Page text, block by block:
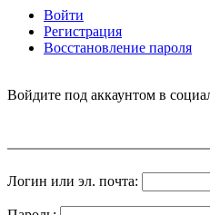
Войти
Регистрация
Восстановление пароля
Войдите под аккаунтом в
Логин или эл. почта: